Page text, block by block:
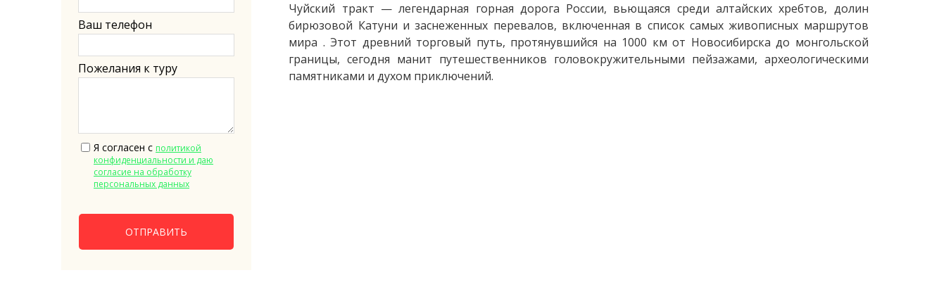
Чуйский тракт — легендарная горная дорога России, вьющаяся среди алтайских хребтов, долин
бирюзовой Катуни и заснеженных перевалов, включенная в список самых живописных маршрутов
мира . Этот древний торговый путь, протянувшийся на 1000 км от Новосибирска до монгольской
границы, сегодня манит путешественников головокружительными пейзажами, археологическими
памятниками и духом приключений.
Ваш телефон
Пожелания к туру
Я согласен с политикой
конфиденциальности и даю
согласие на обработку
персональных данных
ОТПРАВИТЬ